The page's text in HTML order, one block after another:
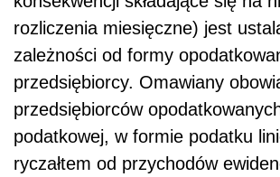
rozliczenia miesięczne) jest
zależności od formy
przedsiębiorcy. Omawiany
przedsiębiorców
podatkowej, w formie podatku
ryczałtem od przychodów